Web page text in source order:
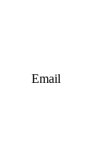
Email